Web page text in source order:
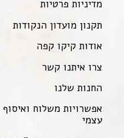
מדיניות פרטיות
תקנון מועדון הנקודות
אודות קיקו קפה
צרו איתנו קשר
החנות שלנו
אפשרויות משלוח ואיסוף
עצמי